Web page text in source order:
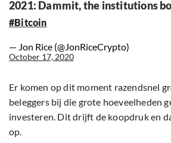
2021: Dammit, the institutions
#Bitcoin
— Jon Rice (@JonRiceCrypto)
October 17, 2020
Er komen op dit moment razendsnel
beleggers bij die grote hoeveelheden
investeren. Dit drijft de koopdruk en
op.